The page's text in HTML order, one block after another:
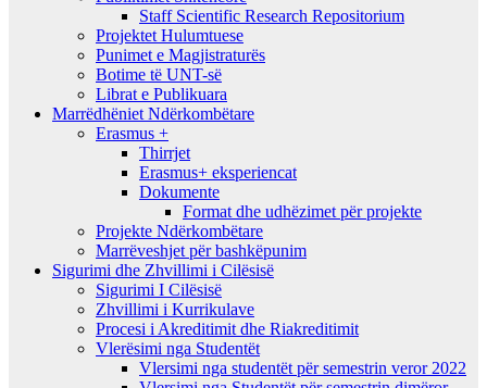
Staff Scientific Research Repositorium
Projektet Hulumtuese
Punimet e Magjistraturës
Botime të UNT-së
Librat e Publikuara
Marrëdhëniet Ndërkombëtare
Erasmus +
Thirrjet
Erasmus+ eksperiencat
Dokumente
Format dhe udhëzimet për projekte
Projekte Ndërkombëtare
Marrëveshjet për bashkëpunim
Sigurimi dhe Zhvillimi i Cilësisë
Sigurimi I Cilësisë
Zhvillimi i Kurrikulave
Procesi i Akreditimit dhe Riakreditimit
Vlerësimi nga Studentët
Vlersimi nga studentët për semestrin veror 2022